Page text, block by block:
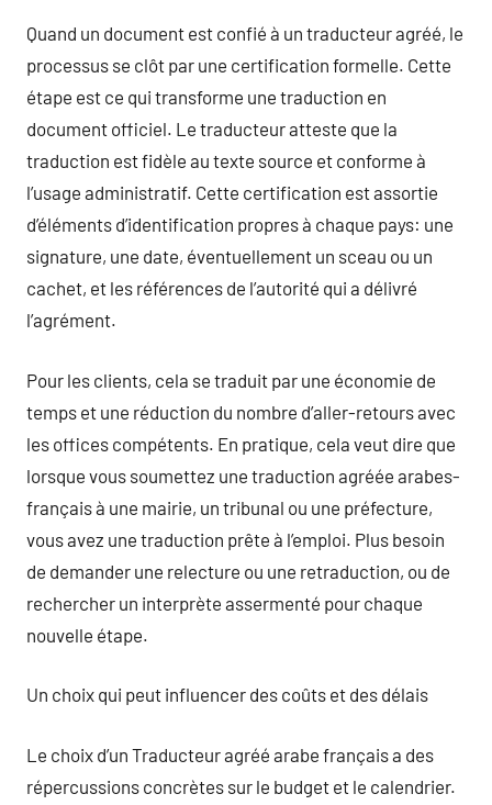
Quand un document est confié à un traducteur agréé, le
processus se clôt par une certification formelle. Cette
étape est ce qui transforme une traduction en
document officiel. Le traducteur atteste que la
traduction est fidèle au texte source et conforme à
l’usage administratif. Cette certification est assortie
d’éléments d’identification propres à chaque pays: une
signature, une date, éventuellement un sceau ou un
cachet, et les références de l’autorité qui a délivré
l’agrément.
Pour les clients, cela se traduit par une économie de
temps et une réduction du nombre d’aller-retours avec
les offices compétents. En pratique, cela veut dire que
lorsque vous soumettez une traduction agréée arabes-
français à une mairie, un tribunal ou une préfecture,
vous avez une traduction prête à l’emploi. Plus besoin
de demander une relecture ou une retraduction, ou de
rechercher un interprète assermenté pour chaque
nouvelle étape.
Un choix qui peut influencer des coûts et des délais
Le choix d’un Traducteur agréé arabe français a des
répercussions concrètes sur le budget et le calendrier.